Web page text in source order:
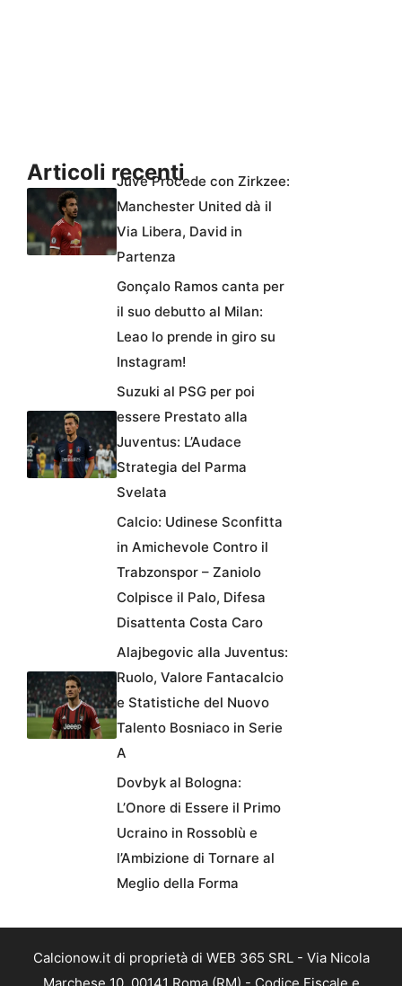
Articoli recentiJuve Procede con Zirkzee:
Manchester United dà il
Via Libera, David in
Partenza
Gonçalo Ramos canta per
il suo debutto al Milan:
Leao lo prende in giro su
Instagram!
Suzuki al PSG per poi
essere Prestato alla
Juventus: L’Audace
Strategia del Parma
Svelata
Calcio: Udinese Sconfitta
in Amichevole Contro il
Trabzonspor – Zaniolo
Colpisce il Palo, Difesa
Disattenta Costa Caro
Alajbegovic alla Juventus:
Ruolo, Valore Fantacalcio
e Statistiche del Nuovo
Talento Bosniaco in Serie
A
Dovbyk al Bologna:
L’Onore di Essere il Primo
Ucraino in Rossoblù e
l’Ambizione di Tornare al
Meglio della Forma
Calcionow.it di proprietà di WEB 365 SRL - Via Nicola